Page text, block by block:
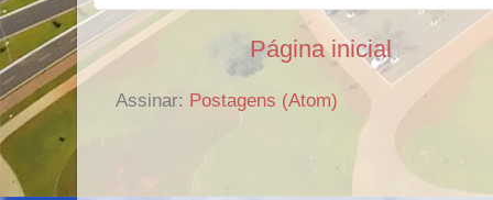
Página inicial
Assinar: Postagens (Atom)